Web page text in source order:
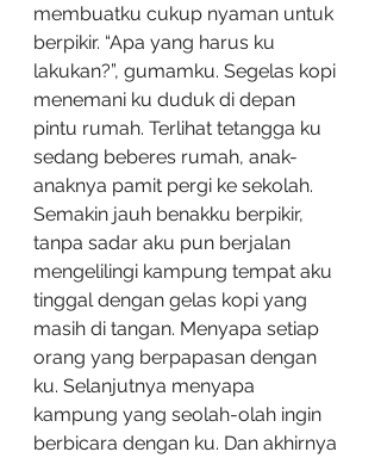
membuatku cukup nyaman untuk
berpikir. “Apa yang harus ku
lakukan?”, gumamku. Segelas kopi
menemani ku duduk di depan
pintu rumah. Terlihat tetangga ku
sedang beberes rumah, anak-
anaknya pamit pergi ke sekolah.
Semakin jauh benakku berpikir,
tanpa sadar aku pun berjalan
mengelilingi kampung tempat aku
tinggal dengan gelas kopi yang
masih di tangan. Menyapa setiap
orang yang berpapasan dengan
ku. Selanjutnya menyapa
kampung yang seolah-olah ingin
berbicara dengan ku. Dan akhirnya